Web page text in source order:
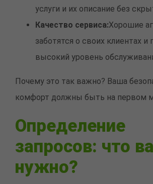
услуги и их описание без
Качество сервиса:Хорошие
заботятся о своих клиентах и
высокий уровень
Почему это так важно? Ваша
комфорт должны быть на первом
Определение
запросов: что
нужно?